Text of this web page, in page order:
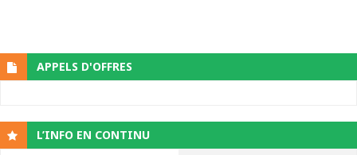
APPELS D'OFFRES
L’INFO EN CONTINU